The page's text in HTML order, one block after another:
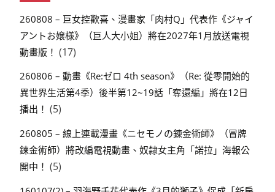
260808 – 巨女控歡喜、漫畫家「肉村Q」代表作《ジャイ
アントお嬢様》（巨人大小姐）將在2027年1月放送電視
動畫版！ (17)
260806 – 動畫《Re:ゼロ 4th season》（Re: 從零開始的
異世界生活第4季）後半第12~19話「奪還編」將在12日
播出！ (5)
260805 – 線上連載漫畫《ニセモノの錬金術師》（冒牌
鍊金術師）將改編電視動畫、奴隸女主角「諾拉」海報公
開中！ (5)